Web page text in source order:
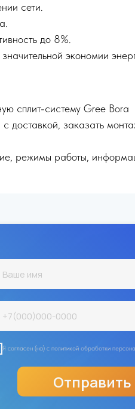
сети.
до 8%.
экономии
сплит-систему Gree Bora
доставкой, заказать
режимы работы,
Я согласен (на) с политикой обработки
Отправить